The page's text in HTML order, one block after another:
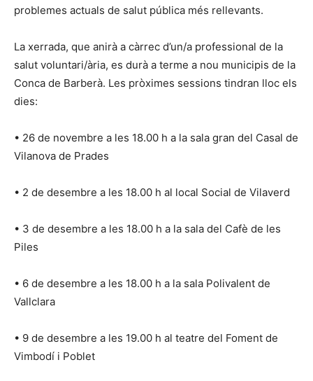
problemes actuals de salut pública més rellevants.
La xerrada, que anirà a càrrec d’un/a professional de la
salut voluntari/ària, es durà a terme a nou municipis de la
Conca de Barberà. Les pròximes sessions tindran lloc els
dies:
• 26 de novembre a les 18.00 h a la sala gran del Casal de
Vilanova de Prades
• 2 de desembre a les 18.00 h al local Social de Vilaverd
• 3 de desembre a les 18.00 h a la sala del Cafè de les
Piles
• 6 de desembre a les 18.00 h a la sala Polivalent de
Vallclara
• 9 de desembre a les 19.00 h al teatre del Foment de
Vimbodí i Poblet